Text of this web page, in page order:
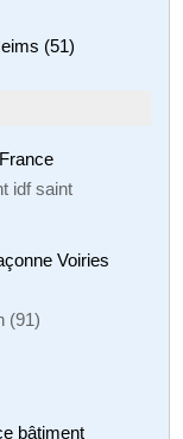
(51)
idf saint
Voiries
(91)
bâtiment